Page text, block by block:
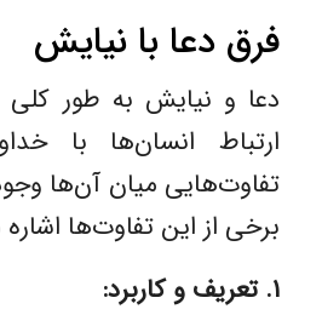
فرق دعا با نیایش
دعا و نیایش به ‌طور کلی
ارتباط انسان‌ها با
تفاوت‌هایی میان آن‌ها
برخی از این تفاوت‌ها
۱. تعریف و کاربرد: